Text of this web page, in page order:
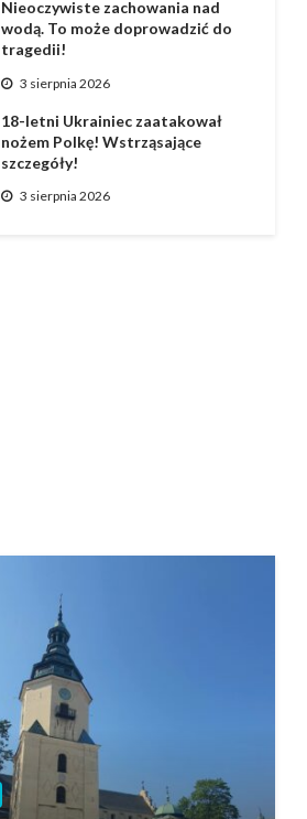
Nieoczywiste zachowania nad
wodą. To może doprowadzić do
tragedii!
3 sierpnia 2026
18-letni Ukrainiec zaatakował
nożem Polkę! Wstrząsające
szczegóły!
3 sierpnia 2026